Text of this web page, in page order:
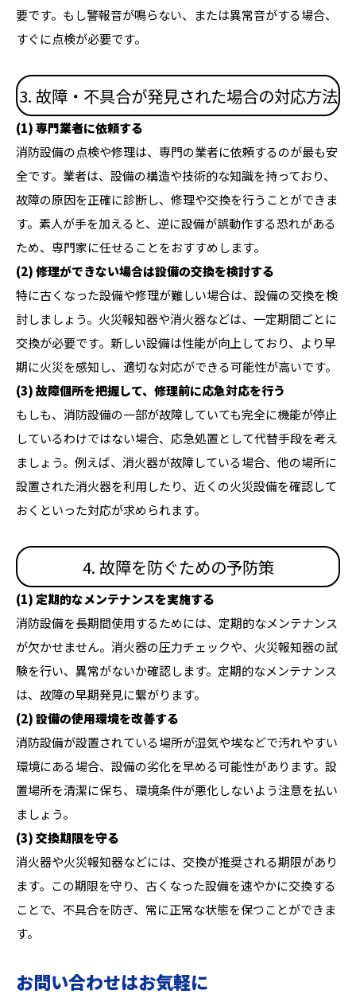
要です。もし警報音が鳴らない、または異常音がする場合、
すぐに点検が必要です。
3. 故障・不具合が発見された場合の対応方法
(1) 専門業者に依頼する
消防設備の点検や修理は、専門の業者に依頼するのが最も安
全です。業者は、設備の構造や技術的な知識を持っており、
故障の原因を正確に診断し、修理や交換を行うことができま
す。素人が手を加えると、逆に設備が誤動作する恐れがある
ため、専門家に任せることをおすすめします。
(2) 修理ができない場合は設備の交換を検討する
特に古くなった設備や修理が難しい場合は、設備の交換を検
討しましょう。火災報知器や消火器などは、一定期間ごとに
交換が必要です。新しい設備は性能が向上しており、より早
期に火災を感知し、適切な対応ができる可能性が高いです。
(3) 故障個所を把握して、修理前に応急対応を行う
もしも、消防設備の一部が故障していても完全に機能が停止
しているわけではない場合、応急処置として代替手段を考え
ましょう。例えば、消火器が故障している場合、他の場所に
設置された消火器を利用したり、近くの火災設備を確認して
おくといった対応が求められます。
4. 故障を防ぐための予防策
(1) 定期的なメンテナンスを実施する
消防設備を長期間使用するためには、定期的なメンテナンス
が欠かせません。消火器の圧力チェックや、火災報知器の試
験を行い、異常がないか確認します。定期的なメンテナンス
は、故障の早期発見に繋がります。
(2) 設備の使用環境を改善する
消防設備が設置されている場所が湿気や埃などで汚れやすい
環境にある場合、設備の劣化を早める可能性があります。設
置場所を清潔に保ち、環境条件が悪化しないよう注意を払い
ましょう。
(3) 交換期限を守る
消火器や火災報知器などには、交換が推奨される期限があり
ます。この期限を守り、古くなった設備を速やかに交換する
ことで、不具合を防ぎ、常に正常な状態を保つことができま
す。
お問い合わせはお気軽に